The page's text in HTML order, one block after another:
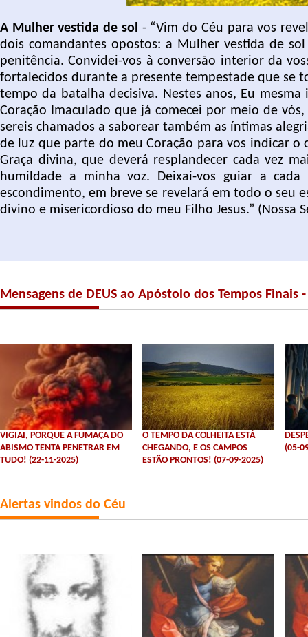
A Mulher vestida de sol - “Vim do Céu para vos
dois comandantes opostos: a Mulher vestida de
penitência. Convidei-vos à conversão interior da
fortalecidos durante a presente tempestade que se
tempo da batalha decisiva. Nestes anos, Eu
Coração Imaculado que já comecei por meio de
sereis chamados a saborear também as íntimas
de luz que parte do meu Coração para vos indicar o
Graça divina, que deverá resplandecer cada vez
humildade a minha voz. Deixai-vos guiar a
escondimento, em breve se revelará em todo o seu
divino e misericordioso do meu Filho Jesus.” (Nossa
Mensagens de DEUS ao Apóstolo dos Tempos Finais -
VIGIAI, PORQUE A FUMAÇA DO
ABISMO TENTA PENETRAR EM
TUDO! (22-11-2025)
O TEMPO DA COLHEITA ESTÁ
CHEGANDO, E OS CAMPOS
ESTÃO PRONTOS! (07-09-2025)
(05-
Alertas vindos do Céu